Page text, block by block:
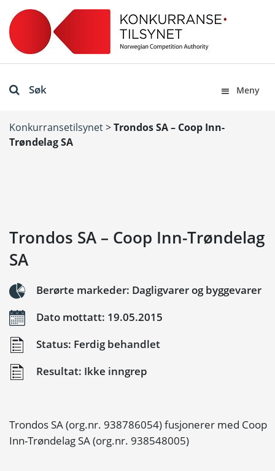
Søk Meny
Konkurransetilsynet>Trondos SA – Coop Inn-
Trøndelag SA
Trondos SA – Coop Inn-Trøndelag
SA
Berørte markeder: Dagligvarer og byggevarer
Dato mottatt: 19.05.2015
Status: Ferdig behandlet
Resultat: Ikke inngrep
Trondos SA (org.nr. 938786054) fusjonerer med Coop
Inn-Trøndelag SA (org.nr. 938548005)